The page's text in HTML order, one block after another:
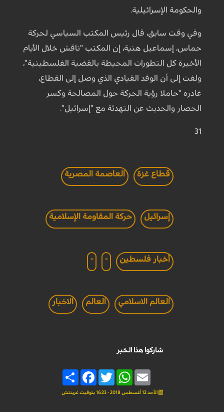
والحكومة الإسرائيلية.
وفي وقت سابق، قال رئيس المكتب السياسي لحركة
حماس، إسماعيل هنية، إن المكتب "ناقش خلال الأيام
الأخيرة كل التطورات المحيطة بالقضية الفلسطينية"،
ولفت إلى أن الوفد القيادي الذي وصل إلى القطاع،
غادره "حاملا رؤية الحركة حول المصالحة وكسر
الحصار والحديث عن التهدئة مع "إسرائيل".
31
قطاع غزة العاصمة المصرية
إسرائيل حركة المقاومة الإسلامية
أخبار فلسطين -
-
العالم الاسلامي العالم الاخبار
شاركوا هذا الخبر
Share
FacebookTwitter
WhatsAppEmail
الأحد 12 أغسطس 2018 - 16:23 بتوقيت غرينتش